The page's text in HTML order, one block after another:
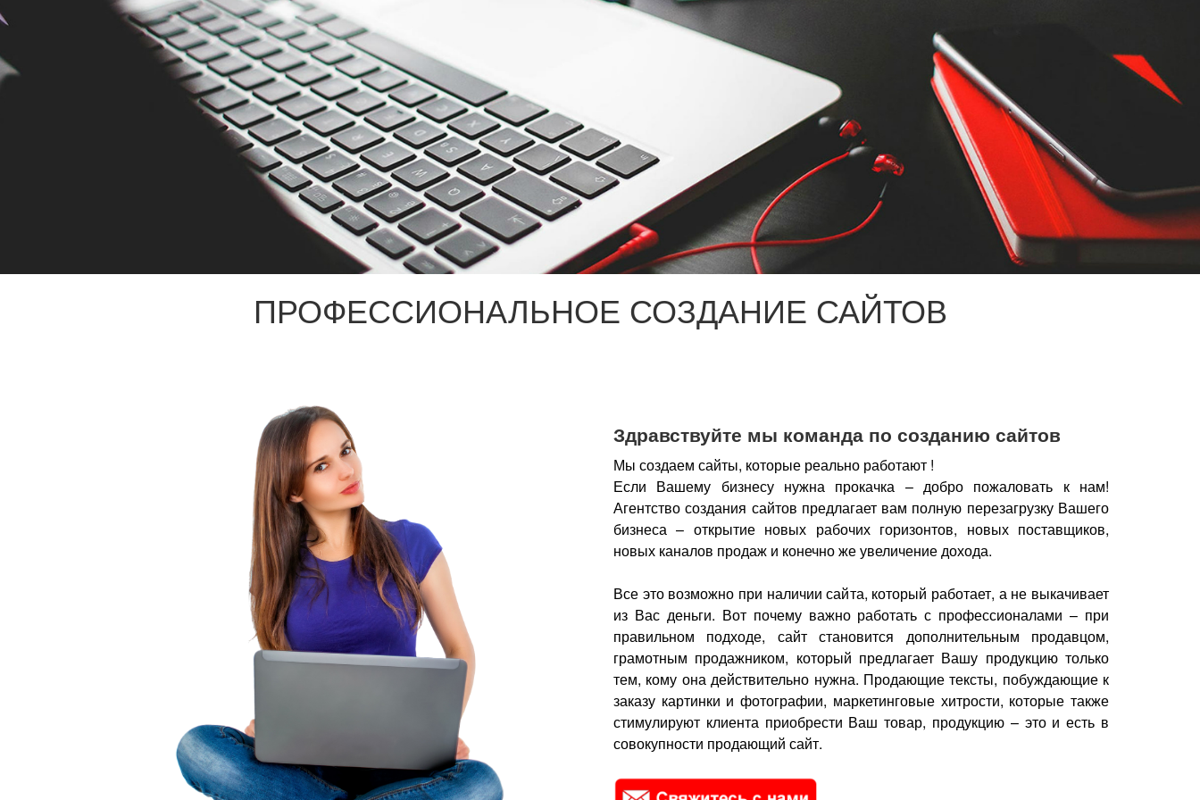
ПРОФЕССИОНАЛЬНОЕ СОЗДАНИЕ САЙТОВ
Здравствуйте мы команда по созданию сайтов
Мы создаем сайты, которые реально работают !
Если Вашему бизнесу нужна прокачка – добро пожаловать к нам!
Агентство создания сайтов предлагает вам полную перезагрузку Вашего
бизнеса – открытие новых рабочих горизонтов, новых поставщиков,
новых каналов продаж и конечно же увеличение дохода.
Все это возможно при наличии сайта, который работает, а не выкачивает
из Вас деньги. Вот почему важно работать с профессионалами – при
правильном подходе, сайт становится дополнительным продавцом,
грамотным продажником, который предлагает Вашу продукцию только
тем, кому она действительно нужна. Продающие тексты, побуждающие к
заказу картинки и фотографии, маркетинговые хитрости, которые также
стимулируют клиента приобрести Ваш товар, продукцию – это и есть в
совокупности продающий сайт.